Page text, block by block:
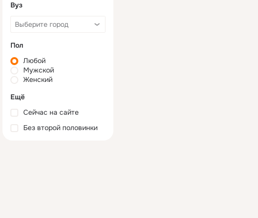
Вуз
Пол
Любой
Мужской
Женский
Ещё
Сейчас на сайте
Без второй половинки